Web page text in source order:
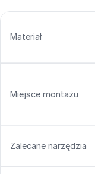
Materiał
Miejsce montażu
Zalecane narzędzia